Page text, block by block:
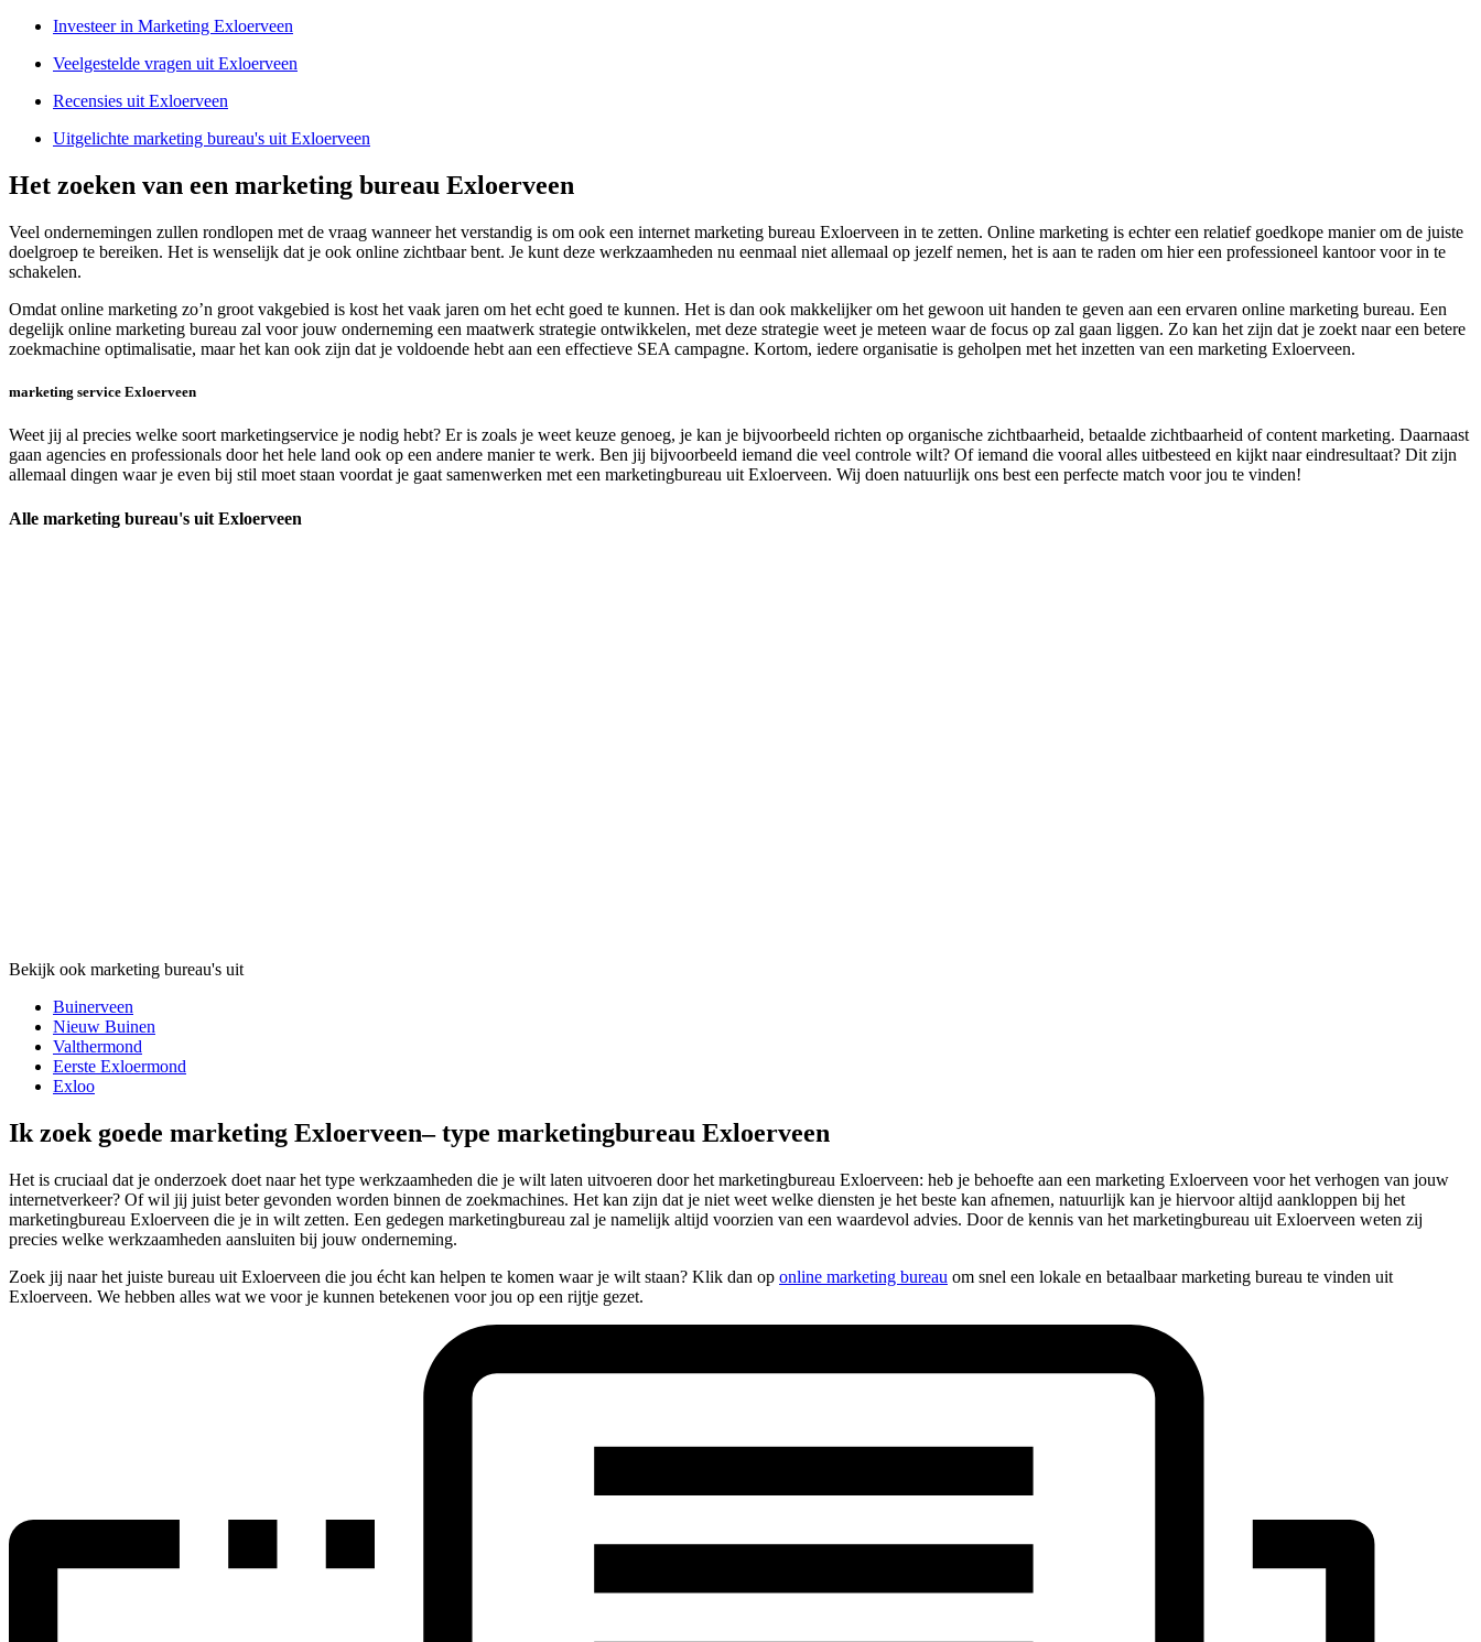
Investeer in Marketing Exloerveen
Veelgestelde vragen uit Exloerveen
Recensies uit Exloerveen
Uitgelichte marketing bureau's uit Exloerveen
Het zoeken van een marketing bureau Exloerveen
Veel ondernemingen zullen rondlopen met de vraag wanneer het verstandig is om ook een internet marketing bureau Exloerveen in te zetten. Online marketing is echter een relatief goedkope manier om de juiste
doelgroep te bereiken. Het is wenselijk dat je ook online zichtbaar bent. Je kunt deze werkzaamheden nu eenmaal niet allemaal op jezelf nemen, het is aan te raden om hier een professioneel kantoor voor in te
schakelen.
Omdat online marketing zo’n groot vakgebied is kost het vaak jaren om het echt goed te kunnen. Het is dan ook makkelijker om het gewoon uit handen te geven aan een ervaren online marketing bureau. Een
degelijk online marketing bureau zal voor jouw onderneming een maatwerk strategie ontwikkelen, met deze strategie weet je meteen waar de focus op zal gaan liggen. Zo kan het zijn dat je zoekt naar een betere
zoekmachine optimalisatie, maar het kan ook zijn dat je voldoende hebt aan een effectieve SEA campagne. Kortom, iedere organisatie is geholpen met het inzetten van een marketing Exloerveen.
marketing service Exloerveen
Weet jij al precies welke soort marketingservice je nodig hebt? Er is zoals je weet keuze genoeg, je kan je bijvoorbeeld richten op organische zichtbaarheid, betaalde zichtbaarheid of content marketing. Daarnaast
gaan agencies en professionals door het hele land ook op een andere manier te werk. Ben jij bijvoorbeeld iemand die veel controle wilt? Of iemand die vooral alles uitbesteed en kijkt naar eindresultaat? Dit zijn
allemaal dingen waar je even bij stil moet staan voordat je gaat samenwerken met een marketingbureau uit Exloerveen. Wij doen natuurlijk ons best een perfecte match voor jou te vinden!
Alle marketing bureau's uit Exloerveen
Bekijk ook marketing bureau's uit
Buinerveen
Nieuw Buinen
Valthermond
Eerste Exloermond
Exloo
Ik zoek goede marketing Exloerveen– type marketingbureau Exloerveen
Het is cruciaal dat je onderzoek doet naar het type werkzaamheden die je wilt laten uitvoeren door het marketingbureau Exloerveen: heb je behoefte aan een marketing Exloerveen voor het verhogen van jouw
internetverkeer? Of wil jij juist beter gevonden worden binnen de zoekmachines. Het kan zijn dat je niet weet welke diensten je het beste kan afnemen, natuurlijk kan je hiervoor altijd aankloppen bij het
marketingbureau Exloerveen die je in wilt zetten. Een gedegen marketingbureau zal je namelijk altijd voorzien van een waardevol advies. Door de kennis van het marketingbureau uit Exloerveen weten zij
precies welke werkzaamheden aansluiten bij jouw onderneming.
Zoek jij naar het juiste bureau uit Exloerveen die jou écht kan helpen te komen waar je wilt staan? Klik dan op online marketing bureau om snel een lokale en betaalbaar marketing bureau te vinden uit
Exloerveen. We hebben alles wat we voor je kunnen betekenen voor jou op een rijtje gezet.